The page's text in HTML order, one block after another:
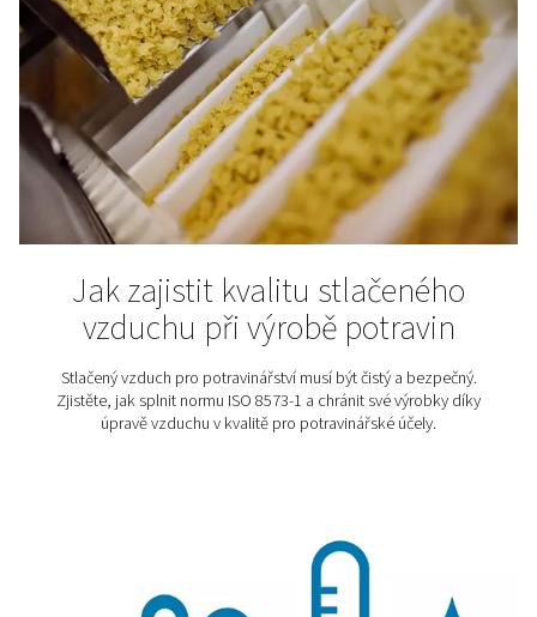
Ve světě systémů stlačeného vzduchu hraje kvalita
klíčovou roli. Tento blogový příspěvek se zaměřuje
ISO 8573-1, klíčový standard, který definuje kvalitu
stanovuje měřítko pro systémy stlačeného vzduchu
světě. Pochopení této normy je zásadní pro
která se při své činnosti spoléhají na stlačený